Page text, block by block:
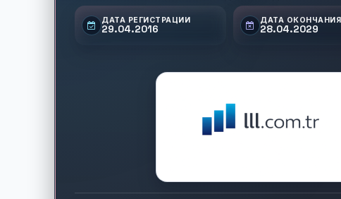
ДАТА РЕГИСТРАЦИИ
29.04.2016
ДАТА ОКОНЧАНИЯ
28.04.2029